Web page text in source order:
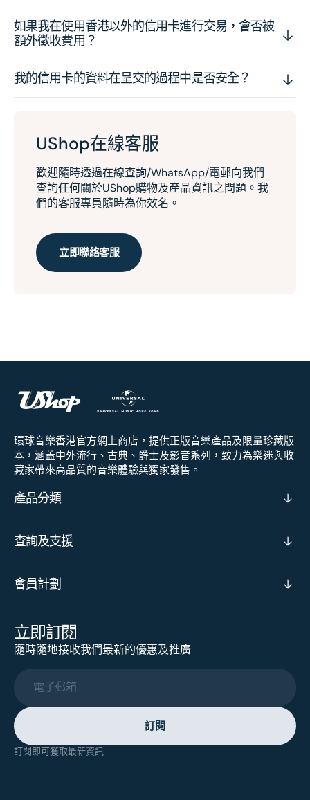
如果我在使用香港以外的信用卡進行交易，會否被
額外徵收費用？
我的信用卡的資料在呈交的過程中是否安全？
UShop在線客服
歡迎隨時透過在線查詢/WhatsApp/電郵向我們
查詢任何關於UShop購物及產品資訊之問題。我
們的客服專員隨時為你效名。
立即聯絡客服
環球音樂香港官方網上商店，提供正版音樂產品及限量珍藏版
本，涵蓋中外流行、古典、爵士及影音系列，致力為樂迷與收
藏家帶來高品質的音樂體驗與獨家發售。
產品分類
查詢及支援
會員計劃
立即訂閱
隨時隨地接收我們最新的優惠及推廣
電子郵箱
訂閱
訂閱即可獲取最新資訊